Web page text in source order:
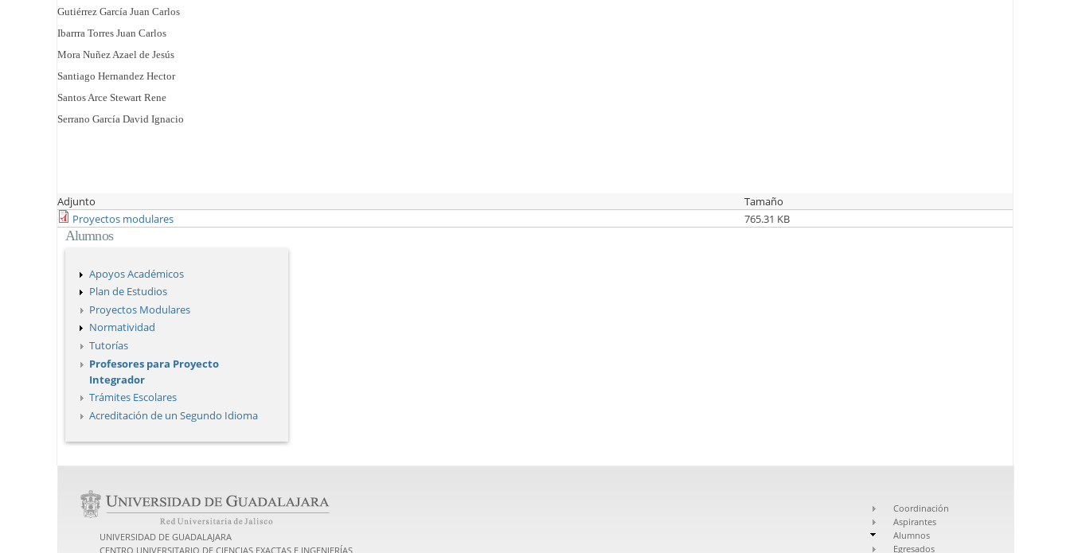
Gutiérrez García Juan Carlos
Ibarrra Torres Juan Carlos
Mora Nuñez Azael de Jesús
Santiago Hernandez Hector
Santos Arce Stewart Rene
Serrano García David Ignacio
Adjunto
Tamaño
Proyectos modulares
765.31 KB
Alumnos
Apoyos Académicos
Plan de Estudios
Proyectos Modulares
Normatividad
Tutorías
Profesores para Proyecto
Integrador
Trámites Escolares
Acreditación de un Segundo Idioma
UNIVERSIDAD DE GUADALAJARA
CENTRO UNIVERSITARIO DE CIENCIAS EXACTAS E INGENIERÍAS
Coordinación
Aspirantes
Alumnos
Egresados